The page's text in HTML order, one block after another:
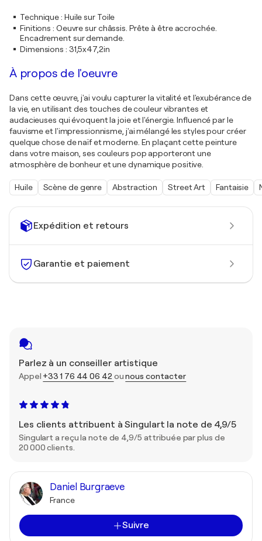
Expédition et retours
Garantie et paiement
Parlez à un conseiller artistique
Appel +33 1 76 44 06 42 ounous contacter
Les clients attribuent à Singulart la note de 4,9/5
Singulart a reçu la note de 4,9/5 attribuée par plus de
20 000 clients.
Daniel Burgraeve
France
Suivre
Technique: Huile sur Toile
Finitions : Oeuvre sur châssis. Prête à être accrochée.
Encadrement sur demande.
Dimensions : 31,5x47,2in
À propos de l'oeuvre
Dans cette œuvre, j'ai voulu capturer la vitalité et l'exubérance de
la vie, en utilisant des touches de couleur vibrantes et
audacieuses qui évoquent la joie et l'énergie. Influencé par le
fauvisme et l'impressionnisme, j'ai mélangé les styles pour créer
quelque chose de naïf et moderne. En plaçant cette peinture
dans votre maison, ses couleurs pop apporteront une
atmosphère de bonheur et une dynamique positive.
Huile Scène de genre Abstraction Street Art Fantaisie